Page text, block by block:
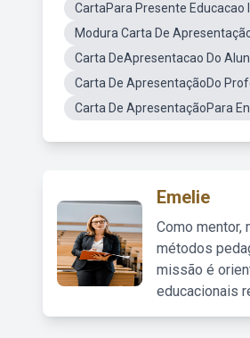
CartaPara Presente Educacao
Modura Carta De
Carta DeApresentacao Do
Carta De ApresentaçãoDo
Carta De ApresentaçãoPara
Emelie
Como mentor,
métodos
missão é
educacionais